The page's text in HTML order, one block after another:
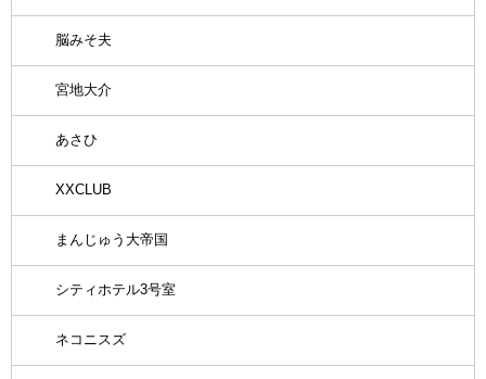
脳みそ夫
宮地大介
あさひ
XXCLUB
まんじゅう大帝国
シティホテル3号室
ネコニスズ